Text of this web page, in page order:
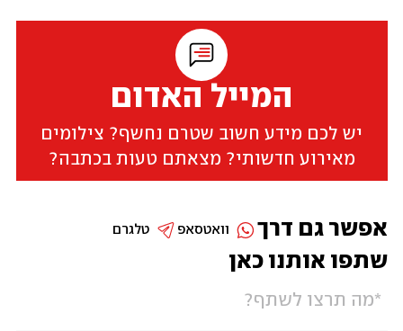
המייל האדום
יש לכם מידע חשוב שטרם נחשף? צילומים
מאירוע חדשותי? מצאתם טעות בכתבה?
שתפו אותנו כאן
אפשר גם דרך טלגרם וואטסאפ